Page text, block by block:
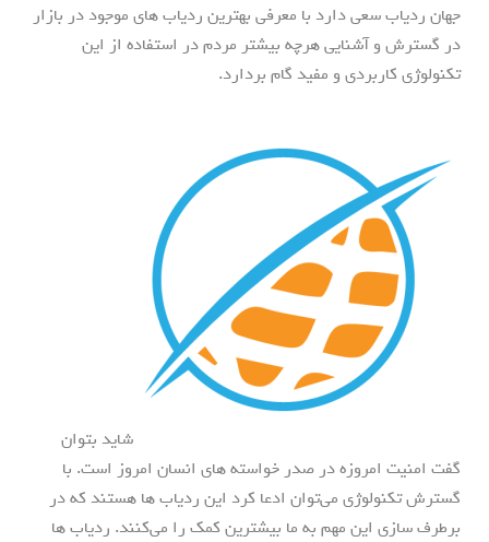
جهان ردیاب سعی دارد با معرفی بهترین ردیاب های موجود در بازار
در گسترش و آشنایی هرچه بیشتر مردم در استفاده از این
تکنولوژی کاربردی و مفید گام بردارد.
شاید بتوان
گفت امنیت امروزه در صدر خواسته های انسان امروز است. با
گسترش تکنولوژی می‌توان ادعا کرد این ردیاب ها هستند که در
برطرف سازی این مهم به ما بیشترین کمک را می‌کنند. ردیاب ها